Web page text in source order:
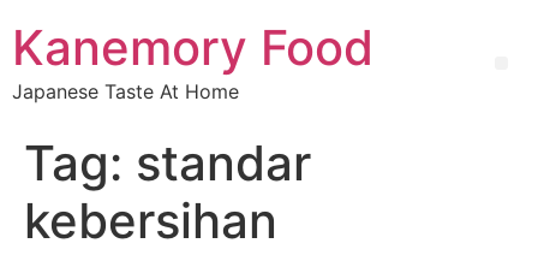
Kanemory Food
Japanese Taste At Home
Tag: standar
kebersihan